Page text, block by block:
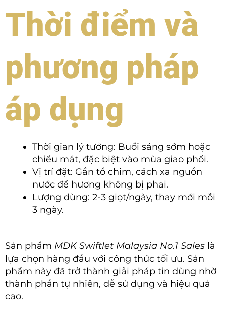
Thời điểm và
phương pháp
áp dụng
Thời gian lý tưởng: Buổi sáng sớm hoặc
chiều mát, đặc biệt vào mùa giao phối.
Vị trí đặt: Gần tổ chim, cách xa nguồn
nước để hương không bị phai.
Lượng dùng: 2-3 giọt/ngày, thay mới mỗi
3 ngày.
Sản phẩm MDK Swiftlet Malaysia No.1 Sales là
lựa chọn hàng đầu với công thức tối ưu. Sản
phẩm này đã trở thành giải pháp tin dùng nhờ
thành phần tự nhiên, dễ sử dụng và hiệu quả
cao.